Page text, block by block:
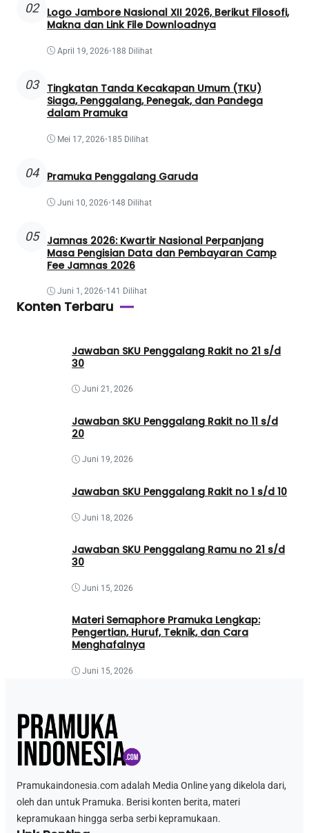
02
Logo Jambore Nasional XII 2026, Berikut Filosofi,
Makna dan Link File Downloadnya
April 19, 2026•188 Dilihat
03
Tingkatan Tanda Kecakapan Umum (TKU)
Siaga, Penggalang, Penegak, dan Pandega
dalam Pramuka
Mei 17, 2026•185 Dilihat
04 Pramuka Penggalang Garuda
Juni 10, 2026•148 Dilihat
05
Jamnas 2026: Kwartir Nasional Perpanjang
Masa Pengisian Data dan Pembayaran Camp
Fee Jamnas 2026
Juni 1, 2026•141 Dilihat
Konten Terbaru
Jawaban SKU Penggalang Rakit no 21 s/d
30
Juni 21, 2026
Jawaban SKU Penggalang Rakit no 11 s/d
20
Juni 19, 2026
Jawaban SKU Penggalang Rakit no 1 s/d 10
Juni 18, 2026
Jawaban SKU Penggalang Ramu no 21 s/d
30
Juni 15, 2026
Materi Semaphore Pramuka Lengkap:
Pengertian, Huruf, Teknik, dan Cara
Menghafalnya
Juni 15, 2026
Pramukaindonesia.com adalah Media Online yang dikelola dari,
oleh dan untuk Pramuka. Berisi konten berita, materi
kepramukaan hingga serba serbi kepramukaan.